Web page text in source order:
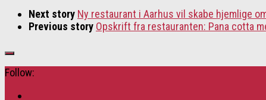
Next story Ny restaurant i Aarhus vil skabe hjemlige
Previous story Opskrift fra restauranten: Pana cotta
Follow: